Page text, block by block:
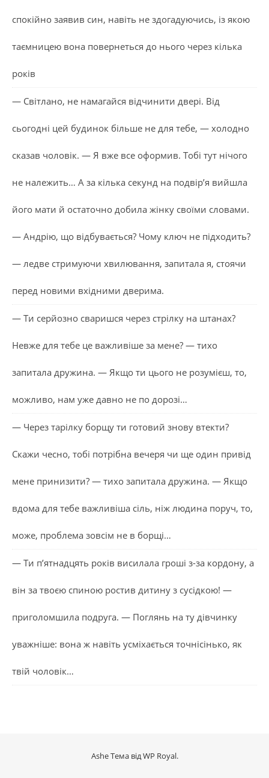
спокійно заявив син, навіть не здогадуючись, із якою
таємницею вона повернеться до нього через кілька
років
— Світлано, не намагайся відчинити двері. Від
сьогодні цей будинок більше не для тебе, — холодно
сказав чоловік. — Я вже все оформив. Тобі тут нічого
не належить… А за кілька секунд на подвір’я вийшла
його мати й остаточно добила жінку своїми словами.
— Андрію, що відбувається? Чому ключ не підходить?
— ледве стримуючи хвилювання, запитала я, стоячи
перед новими вхідними дверима.
— Ти серйозно сваришся через стрілку на штанах?
Невже для тебе це важливіше за мене? — тихо
запитала дружина. — Якщо ти цього не розумієш, то,
можливо, нам уже давно не по дорозі…
— Через тарілку борщу ти готовий знову втекти?
Скажи чесно, тобі потрібна вечеря чи ще один привід
мене принизити? — тихо запитала дружина. — Якщо
вдома для тебе важливіша сіль, ніж людина поруч, то,
може, проблема зовсім не в борщі…
— Ти п’ятнадцять років висилала гроші з-за кордону, а
він за твоєю спиною ростив дитину з сусідкою! —
приголомшила подруга. — Поглянь на ту дівчинку
уважніше: вона ж навіть усміхається точнісінько, як
твій чоловік…
Ashe Тема відWP Royal.